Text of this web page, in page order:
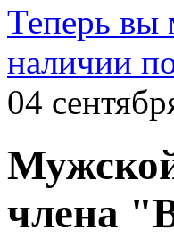
Теперь вы
наличии
04
члена